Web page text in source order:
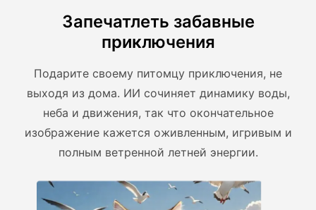
Запечатлеть забавные
приключения
Подарите своему питомцу приключения, не
выходя из дома. ИИ сочиняет динамику воды,
неба и движения, так что окончательное
изображение кажется оживленным, игривым и
полным ветренной летней энергии.